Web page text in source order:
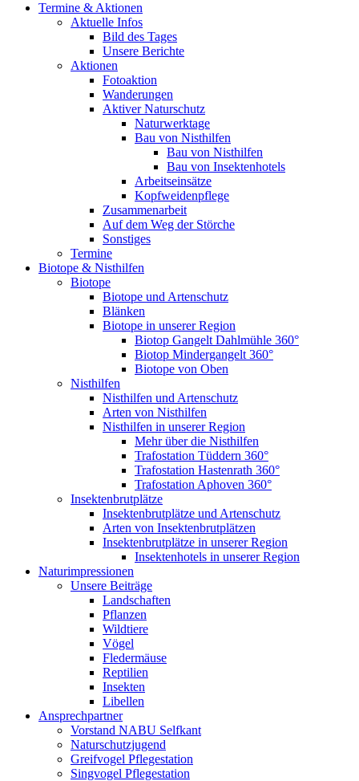
Termine & Aktionen
Aktuelle Infos
Bild des Tages
Unsere Berichte
Aktionen
Fotoaktion
Wanderungen
Aktiver Naturschutz
Naturwerktage
Bau von Nisthilfen
Bau von Nisthilfen
Bau von Insektenhotels
Arbeitseinsätze
Kopfweidenpflege
Zusammenarbeit
Auf dem Weg der Störche
Sonstiges
Termine
Biotope & Nisthilfen
Biotope
Biotope und Artenschutz
Blänken
Biotope in unserer Region
Biotop Gangelt Dahlmühle 360°
Biotop Mindergangelt 360°
Biotope von Oben
Nisthilfen
Nisthilfen und Artenschutz
Arten von Nisthilfen
Nisthilfen in unserer Region
Mehr über die Nisthilfen
Trafostation Tüddern 360°
Trafostation Hastenrath 360°
Trafostation Aphoven 360°
Insektenbrutplätze
Insektenbrutplätze und Artenschutz
Arten von Insektenbrutplätzen
Insektenbrutplätze in unserer Region
Insektenhotels in unserer Region
Naturimpressionen
Unsere Beiträge
Landschaften
Pflanzen
Wildtiere
Vögel
Fledermäuse
Reptilien
Insekten
Libellen
Ansprechpartner
Vorstand NABU Selfkant
Naturschutzjugend
Greifvogel Pflegestation
Singvogel Pflegestation